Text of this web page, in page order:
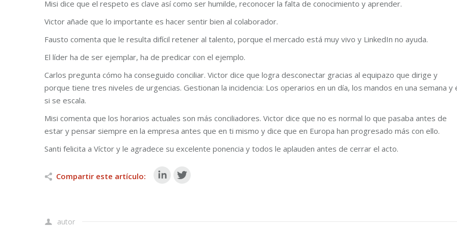
Misi dice que el respeto es clave así como ser humilde, reconocer la falta de conocimiento y aprender.
Victor añade que lo importante es hacer sentir bien al colaborador.
Fausto comenta que le resulta difícil retener al talento, porque el mercado está muy vivo y LinkedIn no ayuda.
El líder ha de ser ejemplar, ha de predicar con el ejemplo.
Carlos pregunta cómo ha conseguido conciliar. Victor dice que logra desconectar gracias al equipazo que dirige y
porque tiene tres niveles de urgencias. Gestionan la incidencia: Los operarios en un día, los mandos en una semana y
si se escala.
Misi comenta que los horarios actuales son más conciliadores. Victor dice que no es normal lo que pasaba antes de
estar y pensar siempre en la empresa antes que en ti mismo y dice que en Europa han progresado más con ello.
Santi felicita a Víctor y le agradece su excelente ponencia y todos le aplauden antes de cerrar el acto.
Compartir este artículo:
autor